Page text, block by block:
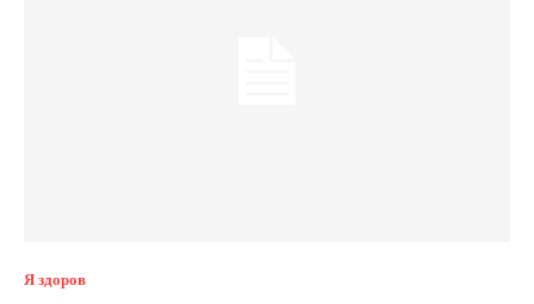
Я здоров